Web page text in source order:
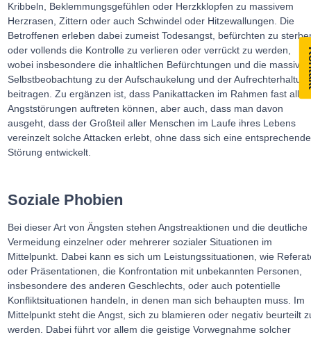
Kribbeln, Beklemmungsgefühlen oder Herzkklopfen zu massivem
Herzrasen, Zittern oder auch Schwindel oder Hitzewallungen. Die
Betroffenen erleben dabei zumeist Todesangst, befürchten zu
oder vollends die Kontrolle zu verlieren oder verrückt zu werden,
wobei insbesondere die inhaltlichen Befürchtungen und die massive
Selbstbeobachtung zu der Aufschaukelung und der
beitragen. Zu ergänzen ist, dass Panikattacken im Rahmen fast aller
Angststörungen auftreten können, aber auch, dass man davon
ausgeht, dass der Großteil aller Menschen im Laufe ihres Lebens
vereinzelt solche Attacken erlebt, ohne dass sich eine entsprechende
Störung entwickelt.
Soziale Phobien
Bei dieser Art von Ängsten stehen Angstreaktionen und die deutliche
Vermeidung einzelner oder mehrerer sozialer Situationen im
Mittelpunkt. Dabei kann es sich um Leistungssituationen, wie
oder Präsentationen, die Konfrontation mit unbekannten Personen,
insbesondere des anderen Geschlechts, oder auch potentielle
Konfliktsituationen handeln, in denen man sich behaupten muss. Im
Mittelpunkt steht die Angst, sich zu blamieren oder negativ beurteilt
werden. Dabei führt vor allem die geistige Vorwegnahme solcher